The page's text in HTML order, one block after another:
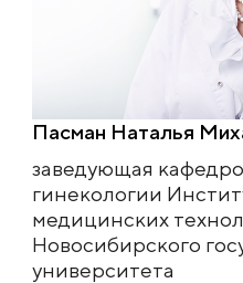
Пасман Наталья
заведующая
гинекологии
медицинских
Новосибирского
университета